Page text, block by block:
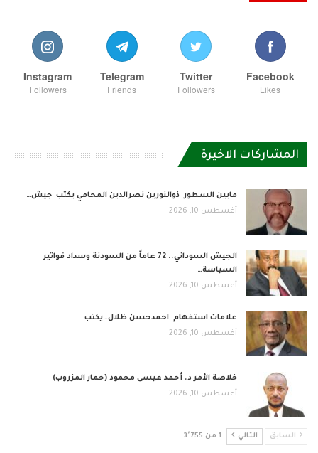
Facebook
Likes
Twitter
Followers
Telegram
Friends
Instagram
Followers
المشاركات الاخيرة
مابين السطور ذوالنورين نصرالدين المحامي يكتب جيش…
أغسطس 10, 2026
الجيش السوداني.. 72 عاماً من السودنة وسداد فواتير
السياسة…
أغسطس 10, 2026
علامات استفهام احمدحسن ظلال…يكتب
أغسطس 10, 2026
خلاصة الأمر د. أحمد عيسى محمود (حمار المزروب)
أغسطس 10, 2026
السابق التالي 1 من 3٬755